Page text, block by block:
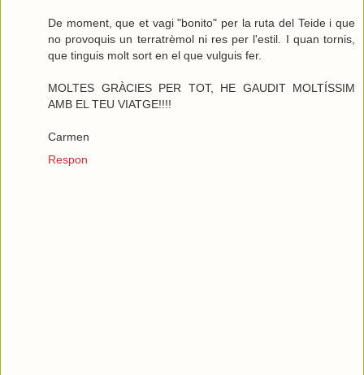
De moment, que et vagi "bonito" per la ruta del Teide i que
no provoquis un terratrèmol ni res per l'estil. I quan tornis,
que tinguis molt sort en el que vulguis fer.
MOLTES GRÀCIES PER TOT, HE GAUDIT MOLTÍSSIM
AMB EL TEU VIATGE!!!!
Carmen
Respon